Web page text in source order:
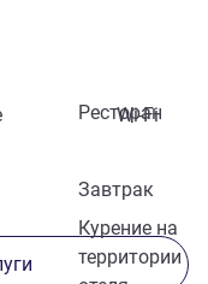
Ресторан
Wi-Fi
Завтрак
Курение на
территории